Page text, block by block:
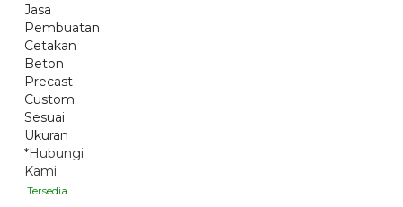
Jasa
Pembuatan
Cetakan
Beton
Precast
Custom
Sesuai
Ukuran
*Hubungi
Kami
Tersedia